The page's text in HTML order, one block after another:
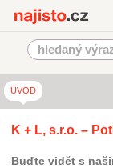
ÚVOD
K + L, s.r.o. –
Buďte vidět s